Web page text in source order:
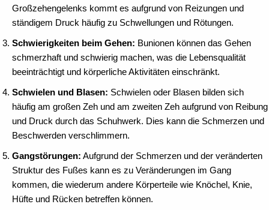
Großzehengelenks kommt es aufgrund von Reizungen und
ständigem Druck häufig zu Schwellungen und Rötungen.
Schwierigkeiten beim Gehen: Bunionen können das Gehen
schmerzhaft und schwierig machen, was die Lebensqualität
beeinträchtigt und körperliche Aktivitäten einschränkt.
Schwielen und Blasen: Schwielen oder Blasen bilden sich
häufig am großen Zeh und am zweiten Zeh aufgrund von Reibung
und Druck durch das Schuhwerk. Dies kann die Schmerzen und
Beschwerden verschlimmern.
Gangstörungen: Aufgrund der Schmerzen und der veränderten
Struktur des Fußes kann es zu Veränderungen im Gang
kommen, die wiederum andere Körperteile wie Knöchel, Knie,
Hüfte und Rücken betreffen können.